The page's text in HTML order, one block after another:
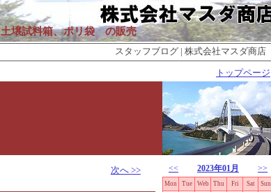
壌試料箱、ポリ袋 の販売
スタッフブログ | 株式会社マスダ商店
トップページ
次へ >> << 2023年01月 >>
Mon Tue Web Thu Fri Sat Sun